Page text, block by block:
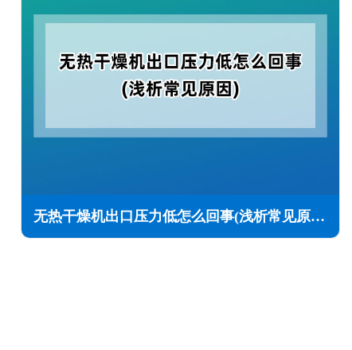
无热干燥机出口压力低怎么回事(浅析常见原因)